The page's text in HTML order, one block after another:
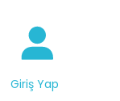
Giriş Yap